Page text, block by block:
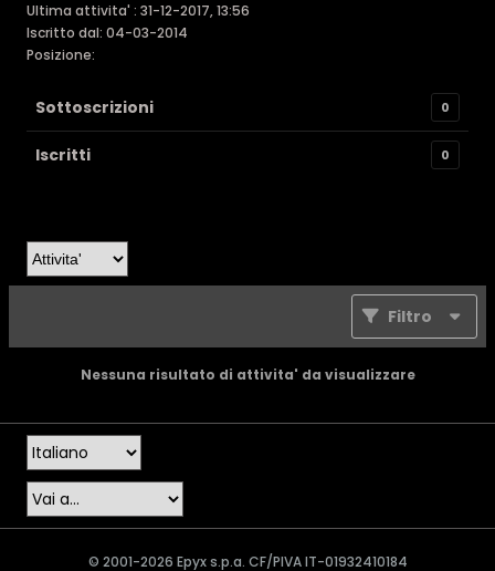
Ultima attivita' : 31-12-2017, 13:56
Iscritto dal: 04-03-2014
Posizione:
Sottoscrizioni 0
Iscritti 0
Filtro
Nessuna risultato di attivita' da visualizzare
© 2001-2026 Epyx s.p.a. CF/PIVA IT-01932410184